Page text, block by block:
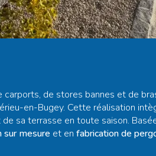
carports, de stores bannes et de
en-Bugey. Cette réalisation
sa terrasse en toute saison.
sur mesure et en fabrication de